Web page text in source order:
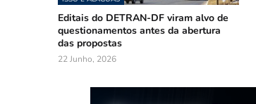
Editais do DETRAN-DF viram alvo de
questionamentos antes da abertura
das propostas
22 Junho, 2026